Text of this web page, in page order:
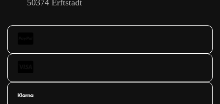
50374 Erftstadt